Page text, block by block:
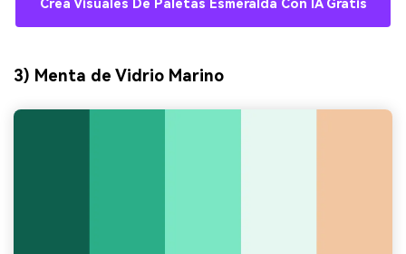
Crea Visuales De Paletas Esmeralda Con IA Gratis
3) Menta de Vidrio Marino